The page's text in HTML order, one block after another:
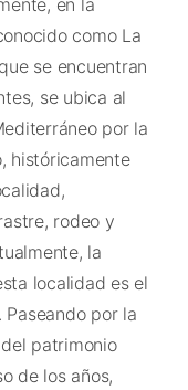
en la
como La
se encuentran
se ubica al
por la
históricamente
rodeo y
la
localidad es el
por la
patrimonio
de los años,